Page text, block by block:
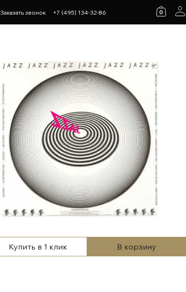
Заказать звонок +7 (495) 134-32-86 0
Купить в 1 клик В корзину